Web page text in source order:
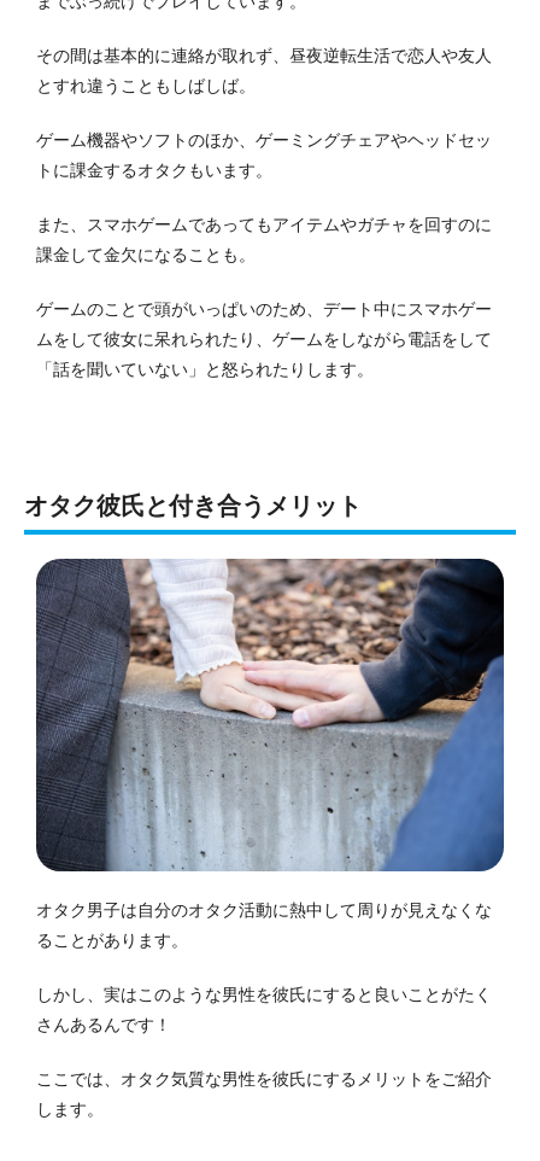
その間は基本的に連絡が取れず、昼夜逆転生活で恋人や友人
とすれ違うこともしばしば。
ゲーム機器やソフトのほか、ゲーミングチェアやヘッドセッ
トに課金するオタクもいます。
また、スマホゲームであってもアイテムやガチャを回すのに
課金して金欠になることも。
ゲームのことで頭がいっぱいのため、デート中にスマホゲー
ムをして彼女に呆れられたり、ゲームをしながら電話をして
「話を聞いていない」と怒られたりします。
オタク彼氏と付き合うメリット
オタク男子は自分のオタク活動に熱中して周りが見えなくな
ることがあります。
しかし、実はこのような男性を彼氏にすると良いことがたく
さんあるんです！
ここでは、オタク気質な男性を彼氏にするメリットをご紹介
します。